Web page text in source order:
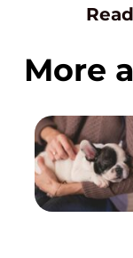
More